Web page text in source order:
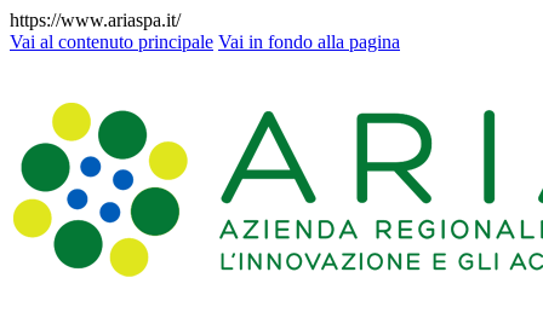
https://www.ariaspa.it/
Vai al contenuto principale Vai in fondo alla pagina